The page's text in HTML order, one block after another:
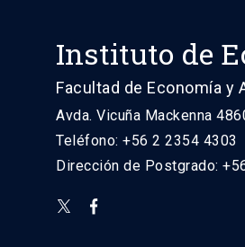
Instituto de
Facultad de Economía y
Avda. Vicuña Mackenna
Teléfono: +56 2 2354 4303
Dirección de Postgrado: